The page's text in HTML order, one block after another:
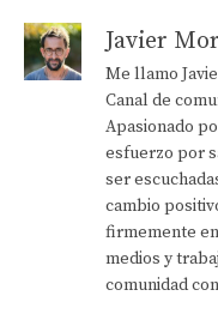
Javier
Me llamo
Canal de
Apasionado
esfuerzo por
ser
cambio
firmemente
medios y
comunidad